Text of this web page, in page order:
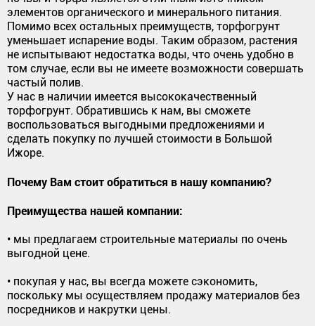
элементов органического и минерального питания.
Помимо всех остальных преимуществ, торфогрунт
уменьшает испарение воды. Таким образом, растения
не испытывают недостатка воды, что очень удобно в
том случае, если вы не имеете возможности совершать
частый полив.
У нас в наличии имеется высококачественный
торфогрунт. Обратившись к нам, вы сможете
воспользоваться выгодными предложениями и
сделать покупку по лучшей стоимости в Большой
Ижоре.
Почему Вам стоит обратиться в нашу компанию?
Преимущества нашей компании:
• мы предлагаем строительные материалы по очень
выгодной цене.
• покупая у нас, вы всегда можете сэкономить,
поскольку мы осуществляем продажу материалов без
посредников и накрутки цены.